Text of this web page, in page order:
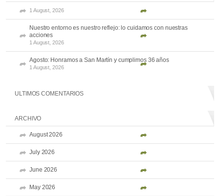
1 August, 2026
Nuestro entorno es nuestro reflejo: lo cuidamos con nuestras
acciones
1 August, 2026
Agosto: Honramos a San Martín y cumplimos 36 años
1 August, 2026
ULTIMOS COMENTARIOS
ARCHIVO
August 2026
July 2026
June 2026
May 2026